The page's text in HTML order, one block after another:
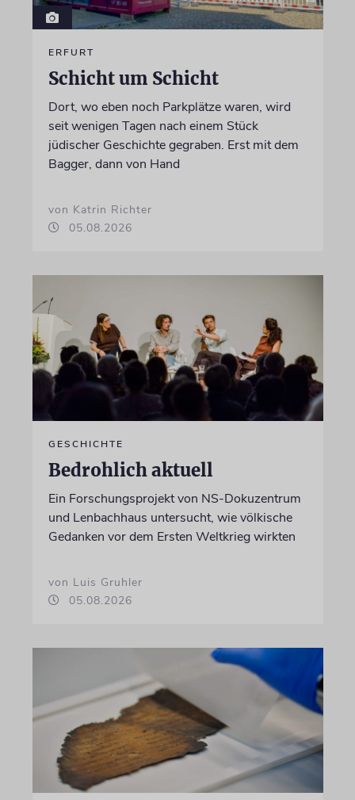
ERFURT
Schicht um Schicht
Dort, wo eben noch Parkplätze waren, wird
seit wenigen Tagen nach einem Stück
jüdischer Geschichte gegraben. Erst mit dem
Bagger, dann von Hand
von Katrin Richter
05.08.2026
GESCHICHTE
Bedrohlich aktuell
Ein Forschungsprojekt von NS-Dokuzentrum
und Lenbachhaus untersucht, wie völkische
Gedanken vor dem Ersten Weltkrieg wirkten
von Luis Gruhler
05.08.2026